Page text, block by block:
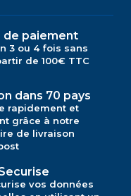
de paiement
3 ou 4 fois sans
de 100€ TTC
dans 70 pays
rapidement et
grâce à notre
de livraison
vos données